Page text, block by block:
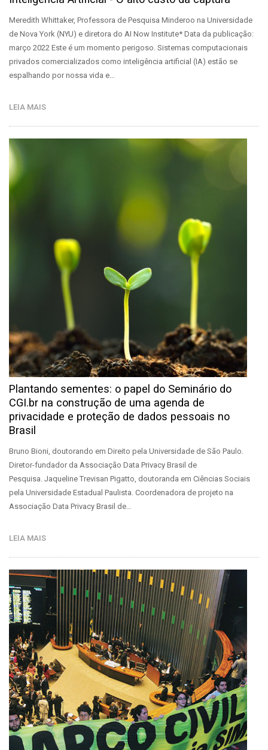
Meredith Whittaker, Professora de Pesquisa Minderoo na Universidade
de Nova York (NYU) e diretora do AI Now Institute* Data da publicação:
março 2022 Este é um momento perigoso. Sistemas computacionais
privados comercializados como inteligência artificial (IA) estão se
espalhando por nossa vida e…
LEIA MAIS
Plantando sementes: o papel do Seminário do
CGI.br na construção de uma agenda de
privacidade e proteção de dados pessoais no
Brasil
Bruno Bioni, doutorando em Direito pela Universidade de São Paulo.
Diretor-fundador da Associação Data Privacy Brasil de
Pesquisa. Jaqueline Trevisan Pigatto, doutoranda em Ciências Sociais
pela Universidade Estadual Paulista. Coordenadora de projeto na
Associação Data Privacy Brasil de…
LEIA MAIS